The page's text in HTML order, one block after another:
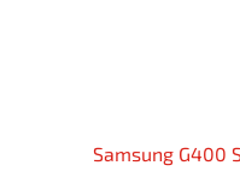
Samsung G400